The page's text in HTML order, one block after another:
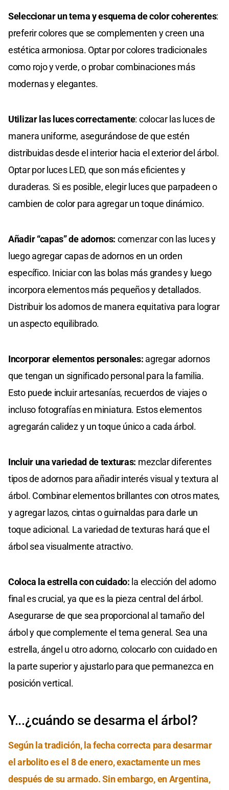
Seleccionar un tema y esquema de color coherentes:
preferir colores que se complementen y creen una
estética armoniosa. Optar por colores tradicionales
como rojo y verde, o probar combinaciones más
modernas y elegantes.
Utilizar las luces correctamente: colocar las luces de
manera uniforme, asegurándose de que estén
distribuidas desde el interior hacia el exterior del árbol.
Optar por luces LED, que son más eficientes y
duraderas. Si es posible, elegir luces que parpadeen o
cambien de color para agregar un toque dinámico.
Añadir “capas” de adornos: comenzar con las luces y
luego agregar capas de adornos en un orden
específico. Iniciar con las bolas más grandes y luego
incorpora elementos más pequeños y detallados.
Distribuir los adornos de manera equitativa para lograr
un aspecto equilibrado.
Incorporar elementos personales: agregar adornos
que tengan un significado personal para la familia.
Esto puede incluir artesanías, recuerdos de viajes o
incluso fotografías en miniatura. Estos elementos
agregarán calidez y un toque único a cada árbol.
Incluir una variedad de texturas: mezclar diferentes
tipos de adornos para añadir interés visual y textura al
árbol. Combinar elementos brillantes con otros mates,
y agregar lazos, cintas o guirnaldas para darle un
toque adicional. La variedad de texturas hará que el
árbol sea visualmente atractivo.
Coloca la estrella con cuidado: la elección del adorno
final es crucial, ya que es la pieza central del árbol.
Asegurarse de que sea proporcional al tamaño del
árbol y que complemente el tema general. Sea una
estrella, ángel u otro adorno, colocarlo con cuidado en
la parte superior y ajustarlo para que permanezca en
posición vertical.
Y...¿cuándo se desarma el árbol?
Según la tradición, la fecha correcta para desarmar
el arbolito es el 8 de enero, exactamente un mes
después de su armado. Sin embargo, en Argentina,